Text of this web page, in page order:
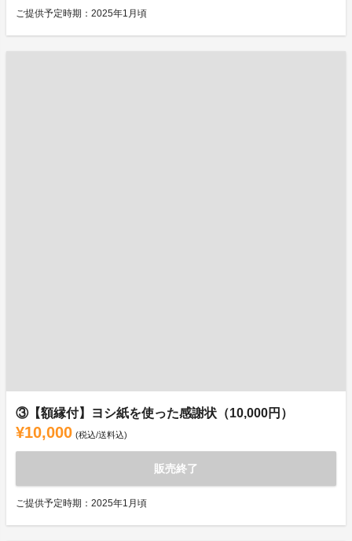
ご提供予定時期：2025年1月頃
③【額縁付】ヨシ紙を使った感謝状（10,000円）
¥10,000 (税込/送料込)
販売終了
ご提供予定時期：2025年1月頃